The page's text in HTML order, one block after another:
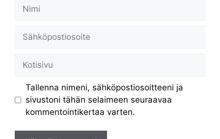
Tallenna nimeni, sähköpostiosoitteeni ja
sivustoni tähän selaimeen seuraavaa
kommentointikertaa varten.